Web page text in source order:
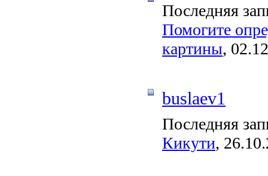
Последняя
Помогите
картины,
buslaev1
Последняя
Кикути,